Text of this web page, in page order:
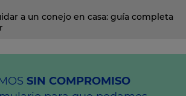
a un conejo en casa: guía completa
SIN COMPROMISO